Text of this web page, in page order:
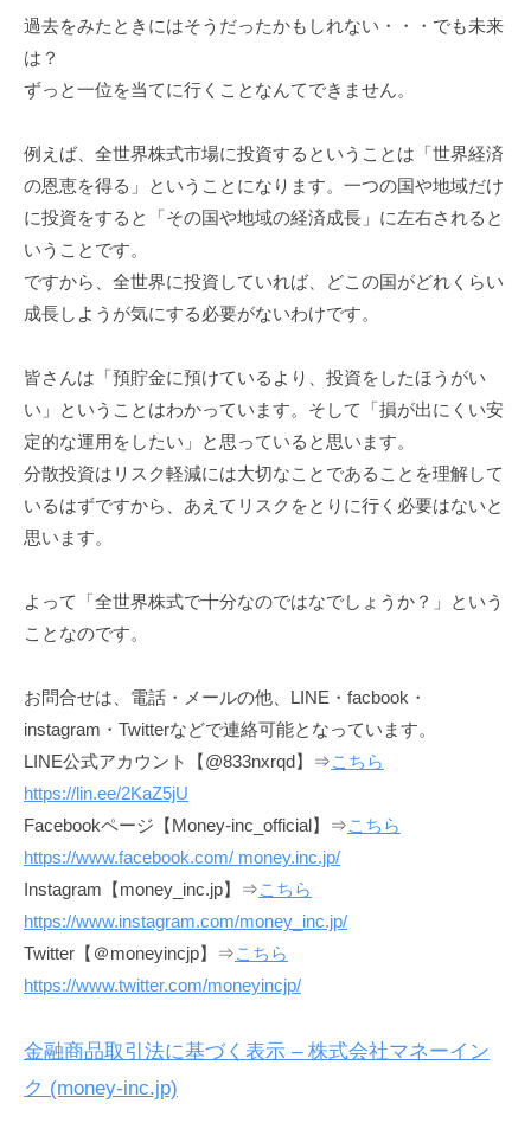
過去をみたときにはそうだったかもしれない・・・でも未来
は？
ずっと一位を当てに行くことなんてできません。
例えば、全世界株式市場に投資するということは「世界経済
の恩恵を得る」ということになります。一つの国や地域だけ
に投資をすると「その国や地域の経済成長」に左右されると
いうことです。
ですから、全世界に投資していれば、どこの国がどれくらい
成長しようが気にする必要がないわけです。
皆さんは「預貯金に預けているより、投資をしたほうがい
い」ということはわかっています。そして「損が出にくい安
定的な運用をしたい」と思っていると思います。
分散投資はリスク軽減には大切なことであることを理解して
いるはずですから、あえてリスクをとりに行く必要はないと
思います。
よって「全世界株式で十分なのではなでしょうか？」という
ことなのです。
お問合せは、電話・メールの他、LINE・facbook・
instagram・Twitterなどで連絡可能となっています。
LINE公式アカウント【@833nxrqd】⇒こちら
https://lin.ee/2KaZ5jU
Facebookページ【Money-inc_official】⇒こちら
https://www.facebook.com/ money.inc.jp/
Instagram【money_inc.jp】⇒こちら
https://www.instagram.com/money_inc.jp/
Twitter【＠moneyincjp】⇒こちら
https://www.twitter.com/moneyincjp/
金融商品取引法に基づく表示 – 株式会社マネーイン
ク (money-inc.jp)